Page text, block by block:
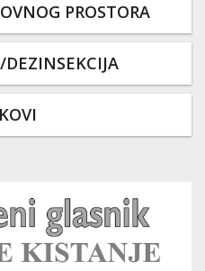
PROSTORA
DEZINSEKCIJA